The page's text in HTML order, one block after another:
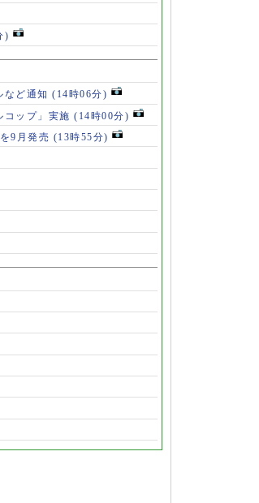
)
など通知 (14時06分)
コップ」実施 (14時00分)
9月発売 (13時55分)